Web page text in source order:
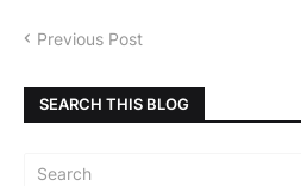
Previous Post
SEARCH THIS BLOG